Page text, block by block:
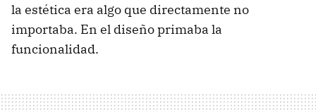
la estética era algo que directamente no
importaba. En el diseño primaba la
funcionalidad.